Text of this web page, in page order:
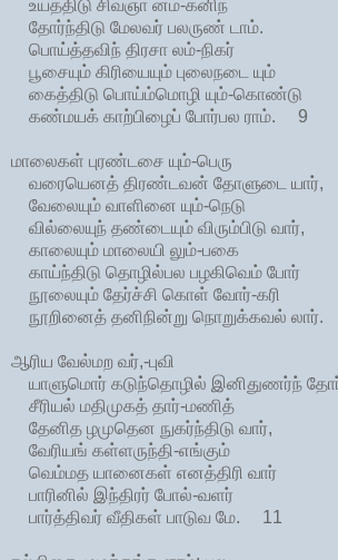
உய்த்திடு சிவஞா னம்-கனிந்
தோர்ந்திடு மேலவர் பலருண் டாம்.
பொய்த்தவிந் திரசா லம்-நிகர்
பூசையும் கிரியையும் புலைநடை யும்
கைத்திடு பொய்ம்மொழி யும்-கொண்டு
கண்மயக் காற்பிழைப் போர்பல ராம். 9
மாலைகள் புரண்டசை யும்-பெரு
வரையெனத் திரண்டவன் தோளுடை யார்,
வேலையும் வாளினை யும்-நெடு
வில்லையுந் தண்டையும் விரும்பிடு வார்,
காலையும் மாலையி லும்-பகை
காய்ந்திடு தொழில்பல பழகிவெம் போர்
நூலையும் தேர்ச்சி கொள் வோர்-கரி
நூறினைத் தனிநின்று நொறுக்கவல்
ஆரிய வேல்மற வர்,-புவி
யாளுமொர் கடுந்தொழில் இனிதுணர்ந்
சீரியல் மதிமுகத் தார்-மணித்
தேனித ழமுதென நுகர்ந்திடு வார்,
வேரியங் கள்ளருந்தி-எங்கும்
வெம்மத யானைகள் எனத்திரி வார்
பாரினில் இந்திரர் போல்-வளர்
பார்த்திவர் வீதிகள் பாடுவ மே. 11